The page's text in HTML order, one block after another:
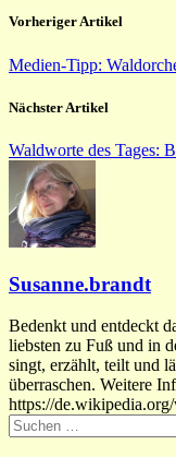
Vorheriger Artikel
Medien-Tipp:
Nächster Artikel
Waldworte des Tages:
Susanne.brandt
Bedenkt und entdeckt
liebsten zu Fuß und in
singt, erzählt, teilt und
überraschen. Weitere
https://
Suchen
nach: